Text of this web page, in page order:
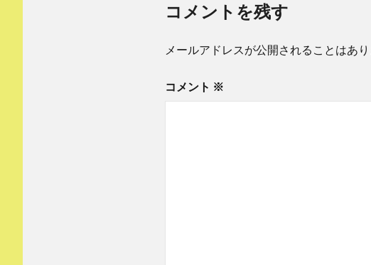
コメントを残す
メールアドレスが公開されることはあり
コメント ※